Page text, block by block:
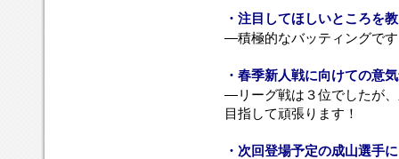
・注目してほしいところを
―積極的なバッティングで
・春季新人戦に向けての意
―リーグ戦は３位でしたが
目指して頑張ります！
・次回登場予定の成山選手